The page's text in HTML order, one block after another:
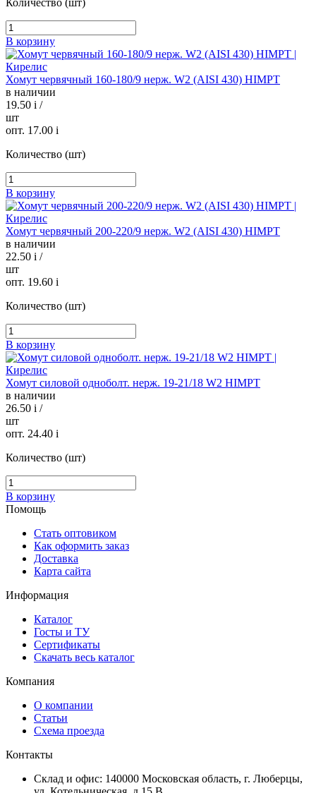
Количество (шт)
В корзину
Хомут червячный 160-180/9 нерж. W2 (AISI 430) HIMPT
в наличии
19.50 i /
шт
опт. 17.00 i
Количество (шт)
В корзину
Хомут червячный 200-220/9 нерж. W2 (AISI 430) HIMPT
в наличии
22.50 i /
шт
опт. 19.60 i
Количество (шт)
В корзину
Хомут силовой одноболт. нерж. 19-21/18 W2 HIMPT
в наличии
26.50 i /
шт
опт. 24.40 i
Количество (шт)
В корзину
Помощь
Стать оптовиком
Как оформить заказ
Доставка
Карта сайта
Информация
Каталог
Госты и ТУ
Сертификаты
Скачать весь каталог
Компания
О компании
Статьи
Схема проезда
Контакты
Склад и офис: 140000 Московская область, г. Люберцы,